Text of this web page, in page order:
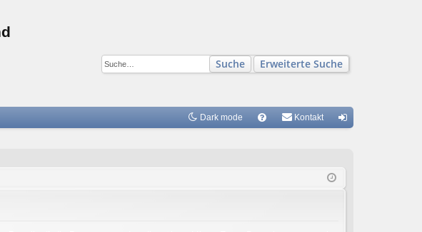
Suche Erweiterte Suche
Dark mode Kontakt